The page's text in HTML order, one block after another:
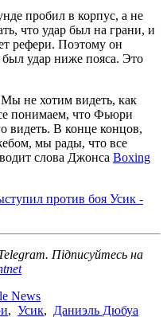
пробил в корпус, а не
что удар был на грани, и
рефери. Поэтому он
был удар ниже пояса. Это
не хотим видеть, как
понимаем, что Фьюри
видеть. В конце концов,
мы рады, что все
слова Джонса Boxing
против боя Усик -
Підписуйтесь на
News
, Усик, Даниэль Дюбуа